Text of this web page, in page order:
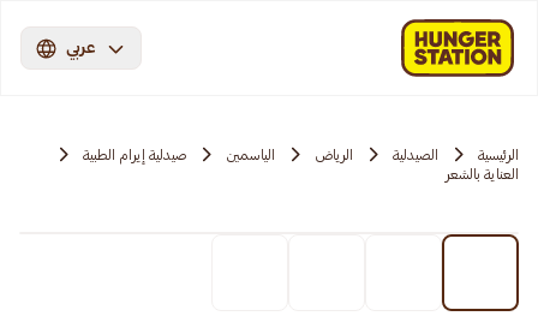
عربي
الرئيسية الصيدلية الرياض الياسمين
صيدلية إيرام الطبية
العناية بالشعر